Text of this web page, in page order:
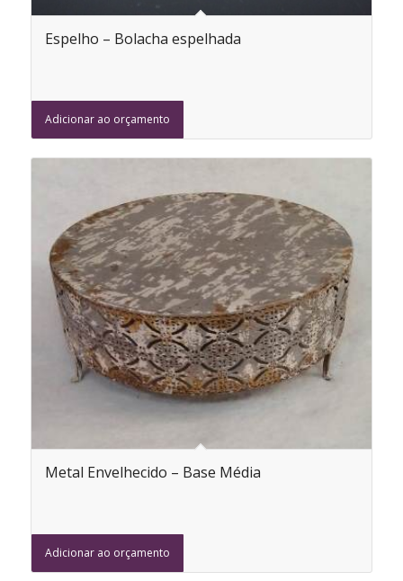
Espelho – Bolacha espelhada
Adicionar ao orçamento
Metal Envelhecido – Base Média
Adicionar ao orçamento